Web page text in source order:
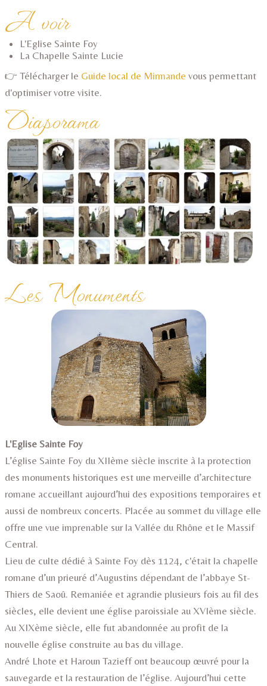
A voir
L'Eglise Sainte Foy
La Chapelle Sainte Lucie
👉 Télécharger le Guide local de Mirmande vous permettant
d'optimiser votre visite.
Diaporama
Les Monuments
L'Eglise Sainte Foy
L’église Sainte Foy du XIIème siècle inscrite à la protection
des monuments historiques est une merveille d’architecture
romane accueillant aujourd’hui des expositions temporaires et
aussi de nombreux concerts. Placée au sommet du village elle
offre une vue imprenable sur la Vallée du Rhône et le Massif
Central.
Lieu de culte dédié à Sainte Foy dès 1124, c'était la chapelle
romane d’un prieuré d’Augustins dépendant de l’abbaye St-
Thiers de Saoû. Remaniée et agrandie plusieurs fois au fil des
siècles, elle devient une église paroissiale au XVIème siècle.
Au XIXème siècle, elle fut abandonnée au profit de la
nouvelle église construite au bas du village.
André Lhote et Haroun Tazieff ont beaucoup œuvré pour la
sauvegarde et la restauration de l’église. Aujourd’hui cette